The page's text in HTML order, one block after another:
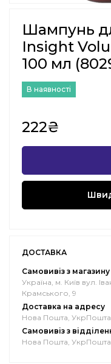
Шампунь
Insight
100 мл
В наявності
222₴
ДОСТАВКА
Самовивіз з магазину
Україна, м. Київ вул.
Крамського, 9
Доставка на адресу
Нова Пошта, УкрПошта
Самовивіз з
Нова Пошта, УкрПошта